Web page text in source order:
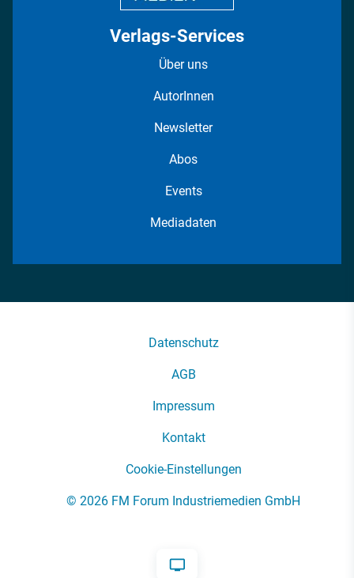
Verlags-Services
Über uns
AutorInnen
Newsletter
Abos
Events
Mediadaten
Datenschutz
AGB
Impressum
Kontakt
Cookie-Einstellungen
© 2026 FM Forum Industriemedien GmbH